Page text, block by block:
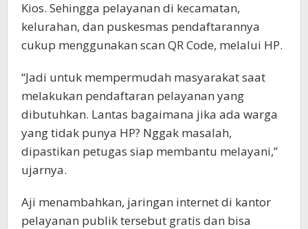
Kios. Sehingga pelayanan di kecamatan,
kelurahan, dan puskesmas pendaftarannya
cukup menggunakan scan QR Code, melalui HP.
“Jadi untuk mempermudah masyarakat saat
melakukan pendaftaran pelayanan yang
dibutuhkan. Lantas bagaimana jika ada warga
yang tidak punya HP? Nggak masalah,
dipastikan petugas siap membantu melayani,”
ujarnya.
Aji menambahkan, jaringan internet di kantor
pelayanan publik tersebut gratis dan bisa